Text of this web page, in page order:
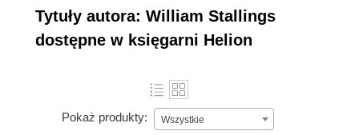
Tytuły autora: William Stallings
dostępne w księgarni Helion
Pokaż produkty: Wszystkie